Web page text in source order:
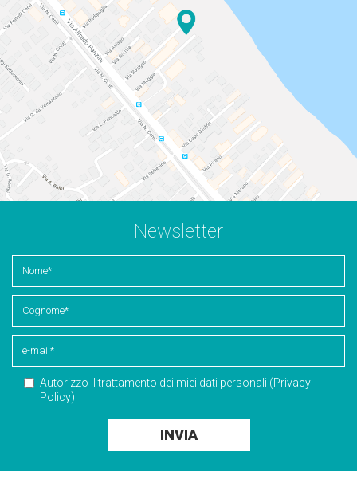
Newsletter
Autorizzo il trattamento dei miei dati personali (Privacy
Policy)
INVIA